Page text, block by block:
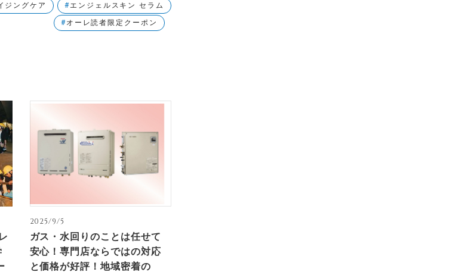
ジングケア エンジェルスキン セラム
オーレ読者限定クーポン
2025/9/5
ガス・水回りのことは任せて
安心！専門店ならではの対応
と価格が好評！地域密着の